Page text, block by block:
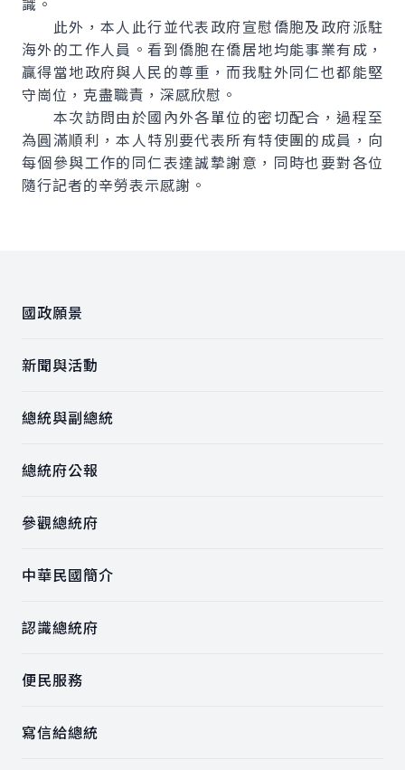
此外，本人此行並代表政府宣慰僑胞及政府派駐
海外的工作人員。看到僑胞在僑居地均能事業有成，
贏得當地政府與人民的尊重，而我駐外同仁也都能堅
守崗位，克盡職責，深感欣慰。
本次訪問由於國內外各單位的密切配合，過程至
為圓滿順利，本人特別要代表所有特使團的成員，向
每個參與工作的同仁表達誠摯謝意，同時也要對各位
隨行記者的辛勞表示感謝。
國政願景
新聞與活動
總統與副總統
總統府公報
參觀總統府
中華民國簡介
認識總統府
便民服務
寫信給總統